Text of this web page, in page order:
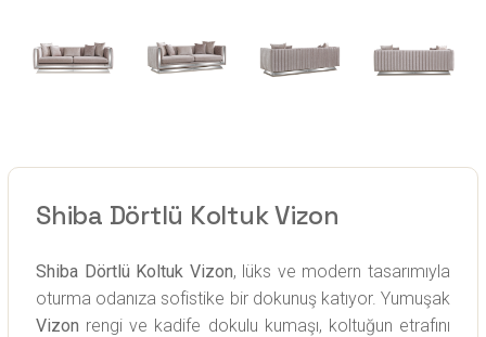
Shiba Dörtlü Koltuk Vizon
Shiba Dörtlü Koltuk Vizon, lüks ve modern tasarımıyla
oturma odanıza sofistike bir dokunuş katıyor. Yumuşak
Vizon rengi ve kadife dokulu kumaşı, koltuğun etrafını